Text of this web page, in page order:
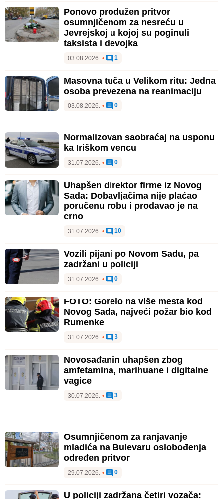
Ponovo produžen pritvor
osumnjičenom za nesreću u
Jevrejskoj u kojoj su poginuli
taksista i devojka
03.08.2026. • 1
Masovna tuča u Velikom ritu: Jedna
osoba prevezena na reanimaciju
03.08.2026. • 0
Normalizovan saobraćaj na usponu
ka Iriškom vencu
31.07.2026. • 0
Uhapšen direktor firme iz Novog
Sada: Dobavljačima nije plaćao
poručenu robu i prodavao je na
crno
31.07.2026. • 10
Vozili pijani po Novom Sadu, pa
zadržani u policiji
31.07.2026. • 0
FOTO: Gorelo na više mesta kod
Novog Sada, najveći požar bio kod
Rumenke
31.07.2026. • 3
Novosađanin uhapšen zbog
amfetamina, marihuane i digitalne
vagice
30.07.2026. • 3
Osumnjičenom za ranjavanje
mladića na Bulevaru oslobođenja
određen pritvor
29.07.2026. • 0
U policiji zadržana četiri vozača: